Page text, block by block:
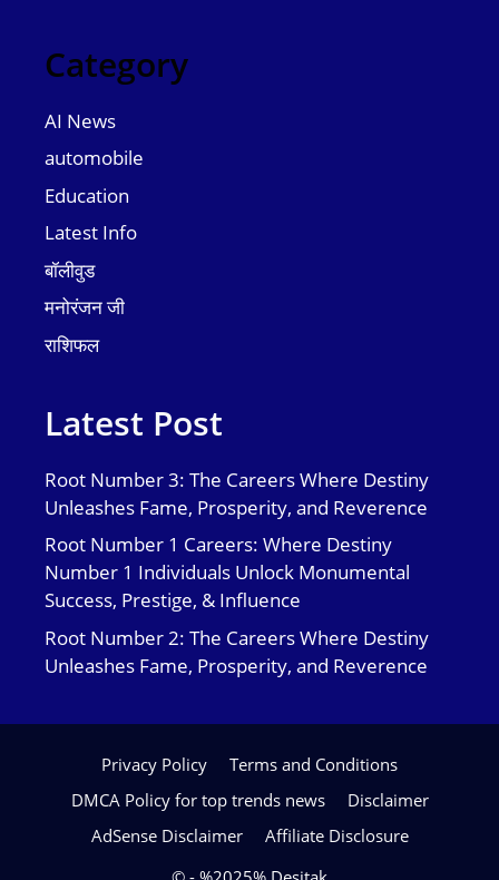
Category
AI News
automobile
Education
Latest Info
बॉलीवुड
मनोरंजन जी
राशिफल
Latest Post
Root Number 3: The Careers Where Destiny
Unleashes Fame, Prosperity, and Reverence
Root Number 1 Careers: Where Destiny
Number 1 Individuals Unlock Monumental
Success, Prestige, & Influence
Root Number 2: The Careers Where Destiny
Unleashes Fame, Prosperity, and Reverence
Privacy Policy
Terms and Conditions
DMCA Policy for top trends news
Disclaimer
AdSense Disclaimer
Affiliate Disclosure